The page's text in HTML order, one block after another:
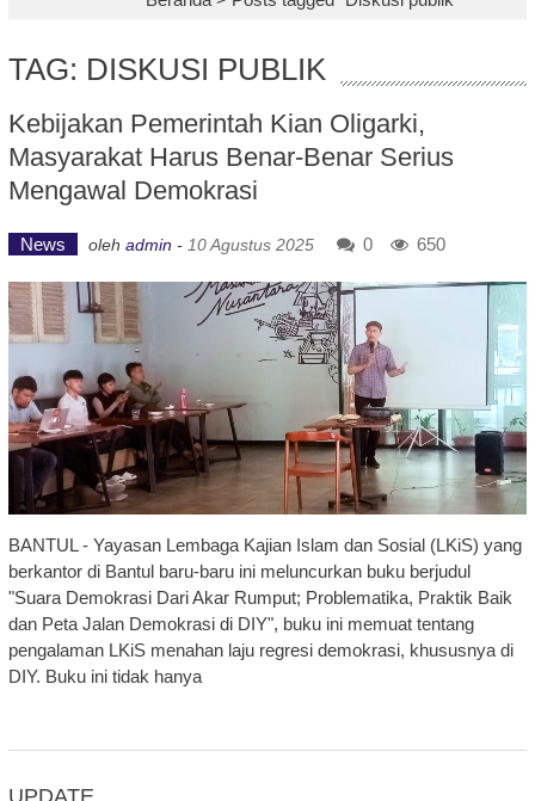
TAG: DISKUSI PUBLIK
Kebijakan Pemerintah Kian Oligarki,
Masyarakat Harus Benar-Benar Serius
Mengawal Demokrasi
News oleh admin - 10 Agustus 2025 0 650
BANTUL - Yayasan Lembaga Kajian Islam dan Sosial (LKiS) yang
berkantor di Bantul baru-baru ini meluncurkan buku berjudul
"Suara Demokrasi Dari Akar Rumput; Problematika, Praktik Baik
dan Peta Jalan Demokrasi di DIY", buku ini memuat tentang
pengalaman LKiS menahan laju regresi demokrasi, khususnya di
DIY. Buku ini tidak hanya